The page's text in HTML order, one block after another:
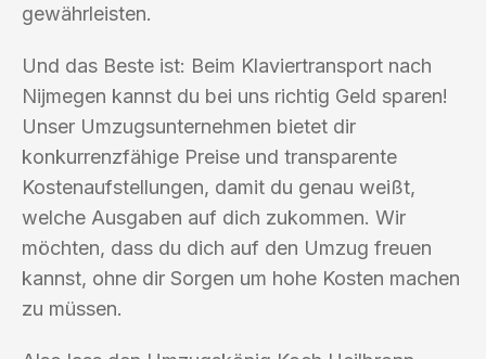
gewährleisten.
Und das Beste ist: Beim Klaviertransport nach
Nijmegen kannst du bei uns richtig Geld sparen!
Unser Umzugsunternehmen bietet dir
konkurrenzfähige Preise und transparente
Kostenaufstellungen, damit du genau weißt,
welche Ausgaben auf dich zukommen. Wir
möchten, dass du dich auf den Umzug freuen
kannst, ohne dir Sorgen um hohe Kosten machen
zu müssen.